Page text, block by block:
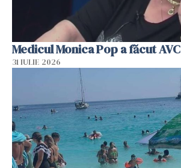
Medicul Monica Pop a făcut AVC
31 IULIE 2026